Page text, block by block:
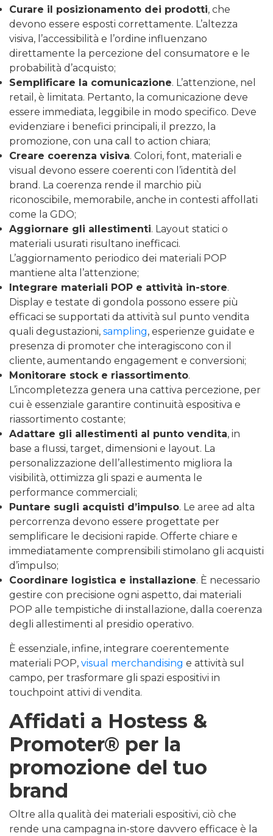
Curare il posizionamento dei prodotti, che
devono essere esposti correttamente. L’altezza
visiva, l’accessibilità e l’ordine influenzano
direttamente la percezione del consumatore e le
probabilità d’acquisto;
Semplificare la comunicazione. L’attenzione, nel
retail, è limitata. Pertanto, la comunicazione deve
essere immediata, leggibile in modo specifico. Deve
evidenziare i benefici principali, il prezzo, la
promozione, con una call to action chiara;
Creare coerenza visiva. Colori, font, materiali e
visual devono essere coerenti con l’identità del
brand. La coerenza rende il marchio più
riconoscibile, memorabile, anche in contesti affollati
come la GDO;
Aggiornare gli allestimenti. Layout statici o
materiali usurati risultano inefficaci.
L’aggiornamento periodico dei materiali POP
mantiene alta l’attenzione;
Integrare materiali POP e attività in-store.
Display e testate di gondola possono essere più
efficaci se supportati da attività sul punto vendita
quali degustazioni, sampling, esperienze guidate e
presenza di promoter che interagiscono con il
cliente, aumentando engagement e conversioni;
Monitorare stock e riassortimento.
L’incompletezza genera una cattiva percezione, per
cui è essenziale garantire continuità espositiva e
riassortimento costante;
Adattare gli allestimenti al punto vendita, in
base a flussi, target, dimensioni e layout. La
personalizzazione dell’allestimento migliora la
visibilità, ottimizza gli spazi e aumenta le
performance commerciali;
Puntare sugli acquisti d’impulso. Le aree ad alta
percorrenza devono essere progettate per
semplificare le decisioni rapide. Offerte chiare e
immediatamente comprensibili stimolano gli acquisti
d’impulso;
Coordinare logistica e installazione. È necessario
gestire con precisione ogni aspetto, dai materiali
POP alle tempistiche di installazione, dalla coerenza
degli allestimenti al presidio operativo.
È essenziale, infine, integrare coerentemente
materiali POP, visual merchandising e attività sul
campo, per trasformare gli spazi espositivi in
touchpoint attivi di vendita.
Affidati a Hostess &
Promoter® per la
promozione del tuo
brand
Oltre alla qualità dei materiali espositivi, ciò che
rende una campagna in-store davvero efficace è la